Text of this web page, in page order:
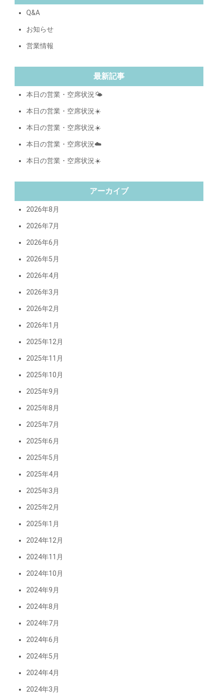
Q&A
お知らせ
営業情報
最新記事
本日の営業・空席状況🌤️
本日の営業・空席状況☀️
本日の営業・空席状況☀️
本日の営業・空席状況☁️
本日の営業・空席状況☀️
アーカイブ
2026年8月
2026年7月
2026年6月
2026年5月
2026年4月
2026年3月
2026年2月
2026年1月
2025年12月
2025年11月
2025年10月
2025年9月
2025年8月
2025年7月
2025年6月
2025年5月
2025年4月
2025年3月
2025年2月
2025年1月
2024年12月
2024年11月
2024年10月
2024年9月
2024年8月
2024年7月
2024年6月
2024年5月
2024年4月
2024年3月